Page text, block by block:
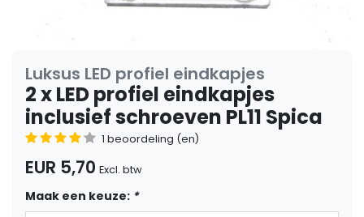
Luksus LED profiel eindkapjes
2 x LED profiel eindkapjes
inclusief schroeven PL11 Spica
1 beoordeling (en)
EUR 5,70 Excl. btw
Maak een keuze: *